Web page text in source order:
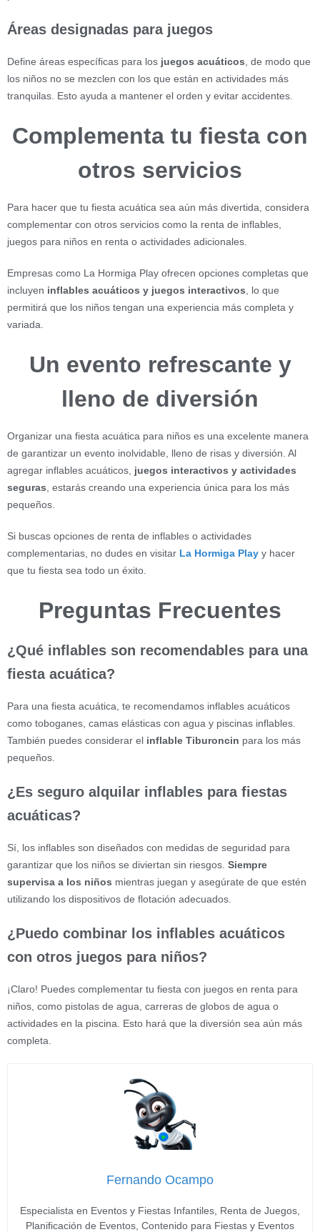
Áreas designadas para juegos
Define áreas específicas para los juegos acuáticos , de modo que
los niños no se mezclen con los que están en actividades más
tranquilas. Esto ayuda a mantener el orden y evitar accidentes.
Complementa tu fiesta con
otros servicios
Para hacer que tu fiesta acuática sea aún más divertida, considera
complementar con otros servicios como la renta de inflables,
juegos para niños en renta o actividades adicionales.
Empresas como La Hormiga Play ofrecen opciones completas que
incluyen inflables acuáticos y juegos interactivos , lo que
permitirá que los niños tengan una experiencia más completa y
variada.
Un evento refrescante y
lleno de diversión
Organizar una fiesta acuática para niños es una excelente manera
de garantizar un evento inolvidable, lleno de risas y diversión. Al
agregar inflables acuáticos, juegos interactivos y actividades
seguras , estarás creando una experiencia única para los más
pequeños.
Si buscas opciones de renta de inflables o actividades
complementarias, no dudes en visitar La Hormiga Play y hacer
que tu fiesta sea todo un éxito.
Preguntas Frecuentes
¿Qué inflables son recomendables para una
fiesta acuática?
Para una fiesta acuática, te recomendamos inflables acuáticos
como toboganes, camas elásticas con agua y piscinas inflables.
También puedes considerar el inflable Tiburoncin para los más
pequeños.
¿Es seguro alquilar inflables para fiestas
acuáticas?
Sí, los inflables son diseñados con medidas de seguridad para
garantizar que los niños se diviertan sin riesgos. Siempre
supervisa a los niños mientras juegan y asegúrate de que estén
utilizando los dispositivos de flotación adecuados.
¿Puedo combinar los inflables acuáticos
con otros juegos para niños?
¡Claro! Puedes complementar tu fiesta con juegos en renta para
niños, como pistolas de agua, carreras de globos de agua o
actividades en la piscina. Esto hará que la diversión sea aún más
completa.
Fernando Ocampo
Especialista en Eventos y Fiestas Infantiles, Renta de Juegos,
Planificación de Eventos, Contenido para Fiestas y Eventos